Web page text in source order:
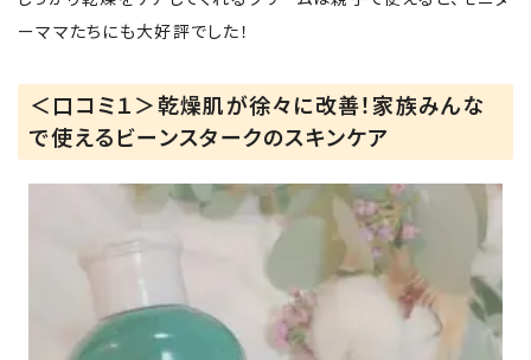
ーママたちにも大好評でした！
＜口コミ１＞乾燥肌が徐々に改善！家族みんな
で使えるビーンスタークのスキンケア